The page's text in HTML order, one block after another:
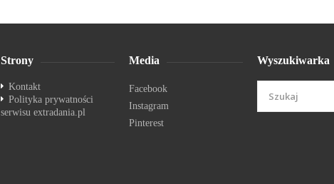
Strony
Kontakt
Polityka prywatności
serwisu extradania.pl
Media
Facebook
Instagram
Pinterest
Wyszukiwarka